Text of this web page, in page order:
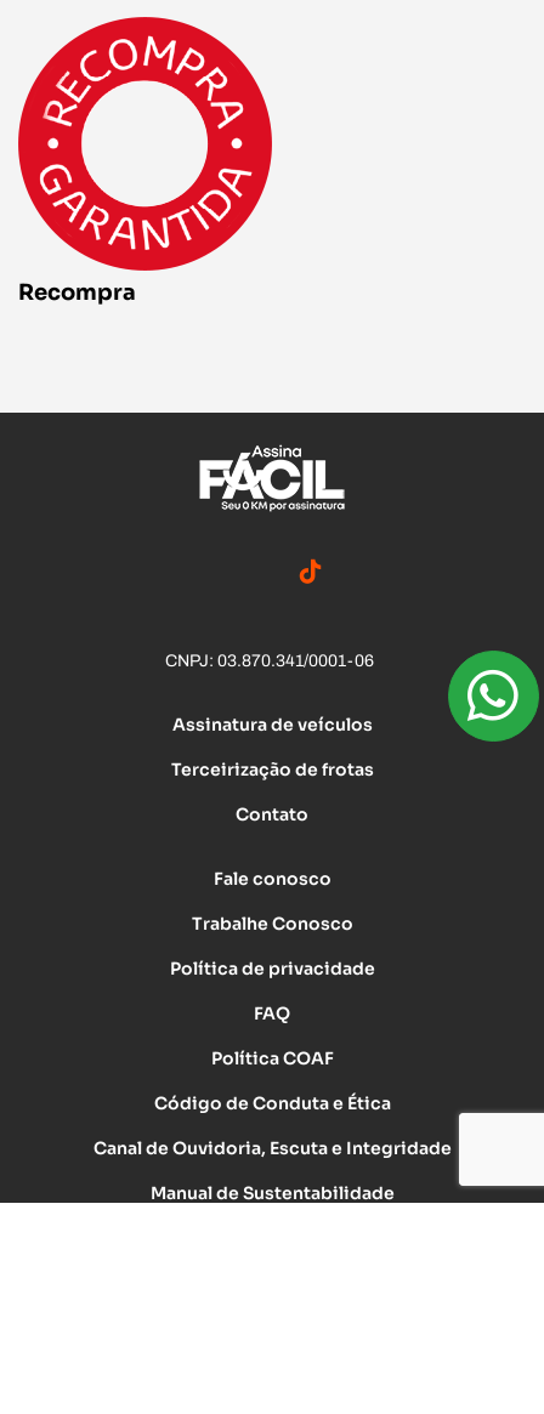
Recompra
CNPJ: 03.870.341/0001-06
Assinatura de veículos
Terceirização de frotas
Contato
Fale conosco
Trabalhe Conosco
Política de privacidade
FAQ
Política COAF
Código de Conduta e Ética
Canal de Ouvidoria, Escuta e Integridade
Manual de Sustentabilidade